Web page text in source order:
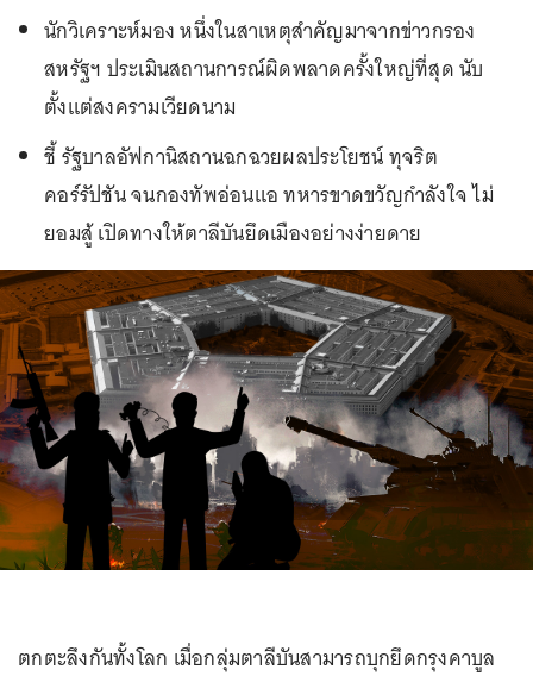
นักวิเคราะห์มอง หนึ่งในสาเหตุสำคัญมาจากข่าวกรอง
สหรัฐฯ ประเมินสถานการณ์ผิดพลาดครั้งใหญ่ที่สุด นับ
ตั้งแต่สงครามเวียดนาม
ชี้ รัฐบาลอัฟกานิสถานฉกฉวยผลประโยชน์ ทุจริต
คอร์รัปชัน จนกองทัพอ่อนแอ ทหารขาดขวัญกำลังใจ ไม่
ยอมสู้ เปิดทางให้ตาลีบันยึดเมืองอย่างง่ายดาย
ตกตะลึงกันทั้งโลก เมื่อกลุ่มตาลีบันสามารถบุกยึดกรุงคาบูล